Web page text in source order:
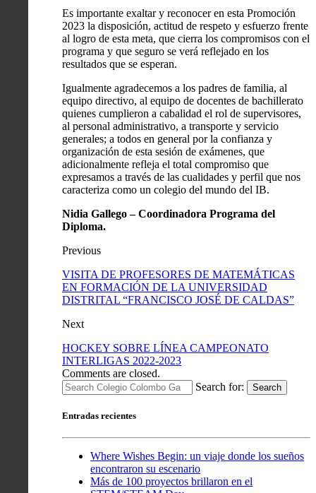
Es importante exaltar y reconocer en esta Promoción
2023 la disposición, actitud de respeto y esfuerzo frente
al logro de esta meta, que cierra los compromisos con el
programa y que seguro se verá reflejado en los
resultados que se esperan.
Igualmente agradecemos a los padres de familia, al
equipo directivo, al equipo de docentes de bachillerato
quienes cumplieron a cabalidad el rol de supervisores,
al personal administrativo, a transporte y servicio
generales; a todos en general por la confianza y
organización de esta sesión de exámenes, que
adicionalmente refleja el total compromiso que
expresamos a través de las cualidades y perfil que nos
caracteriza como un colegio del mundo del IB.
Nidia Gallego – Coordinadora Programa del
Diploma.
Previous
VISITA DE PROFESORES DE MATEMÁTICAS
EN FORMACIÓN DE LA UNIVERSIDAD
DISTRITAL “FRANCISCO JOSÉ DE CALDAS”
Next
HOCKEY SOBRE LÍNEA CAMPEONATO
INTERLIGAS 2022-2023
Comments are closed.
Search for:
Search
Entradas recientes
Where Wishes Begin: un viaje donde los sueños
encontraron su escenario
Más de 100 proyectos brillaron en el